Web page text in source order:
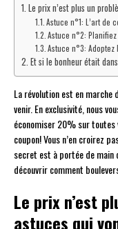
Le prix n’est plus un
Astuce n°1: L’art de
Astuce n°2:
Astuce n°3:
Et si le bonheur était
La révolution est en marche
venir. En exclusivité, nous
économiser 20% sur toutes
coupon! Vous n’en croirez
secret est à portée de main
découvrir comment
Le prix n’est
astuces qui